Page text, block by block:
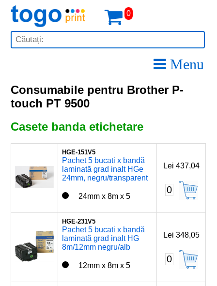
0
Menu
Consumabile pentru Brother P-
touch PT 9500
Casete banda etichetare
HGE-151V5
Pachet 5 bucati x bandă
laminată grad inalt HGe
24mm, negru/transparent
24mm x 8m x 5
Lei 437,04
0
HGE-231V5
Pachet 5 bucati x bandă
laminată grad inalt HG
8m/12mm negru/alb
12mm x 8m x 5
Lei 348,05
0